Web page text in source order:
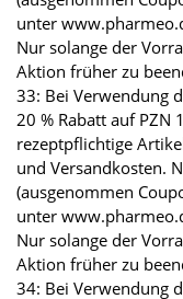
unter
Nur solange der
Aktion früher zu
33: Bei Verwendung
20 % Rabatt auf
rezeptpflichtige
und Versandkosten.
(ausgenommen
unter
Nur solange der
Aktion früher zu
34: Bei Verwendung